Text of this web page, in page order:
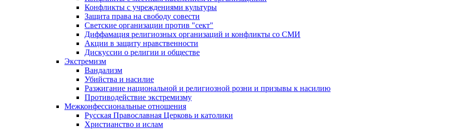
Конфликты с учреждениями культуры
Защита права на свободу совести
Светские организации против "сект"
Диффамация религиозных организаций и конфликты со СМИ
Акции в защиту нравственности
Дискуссии о религии и обществе
Экстремизм
Вандализм
Убийства и насилие
Разжигание национальной и религиозной розни и призывы к насилию
Противодействие экстремизму
Межконфессиональные отношения
Русская Православная Церковь и католики
Христианство и ислам